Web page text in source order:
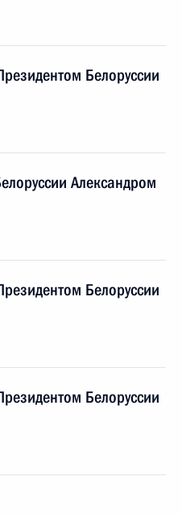
Белоруссии
Александром
Белоруссии
Белоруссии